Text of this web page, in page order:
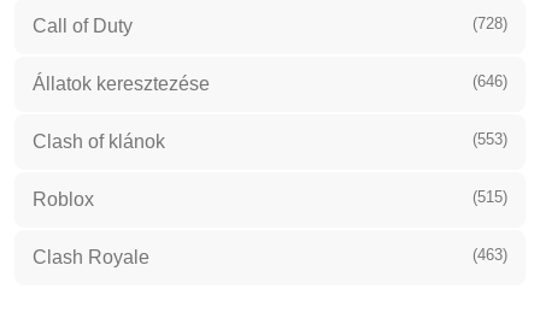
Call of Duty (728)
Állatok keresztezése (646)
Clash of klánok (553)
Roblox (515)
Clash Royale (463)